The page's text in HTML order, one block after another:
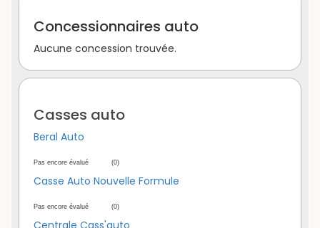
Concessionnaires auto
Aucune concession trouvée.
Casses auto
Beral Auto
Pas encore évalué (0)
Casse Auto Nouvelle Formule
Pas encore évalué (0)
Centrale Cass'auto